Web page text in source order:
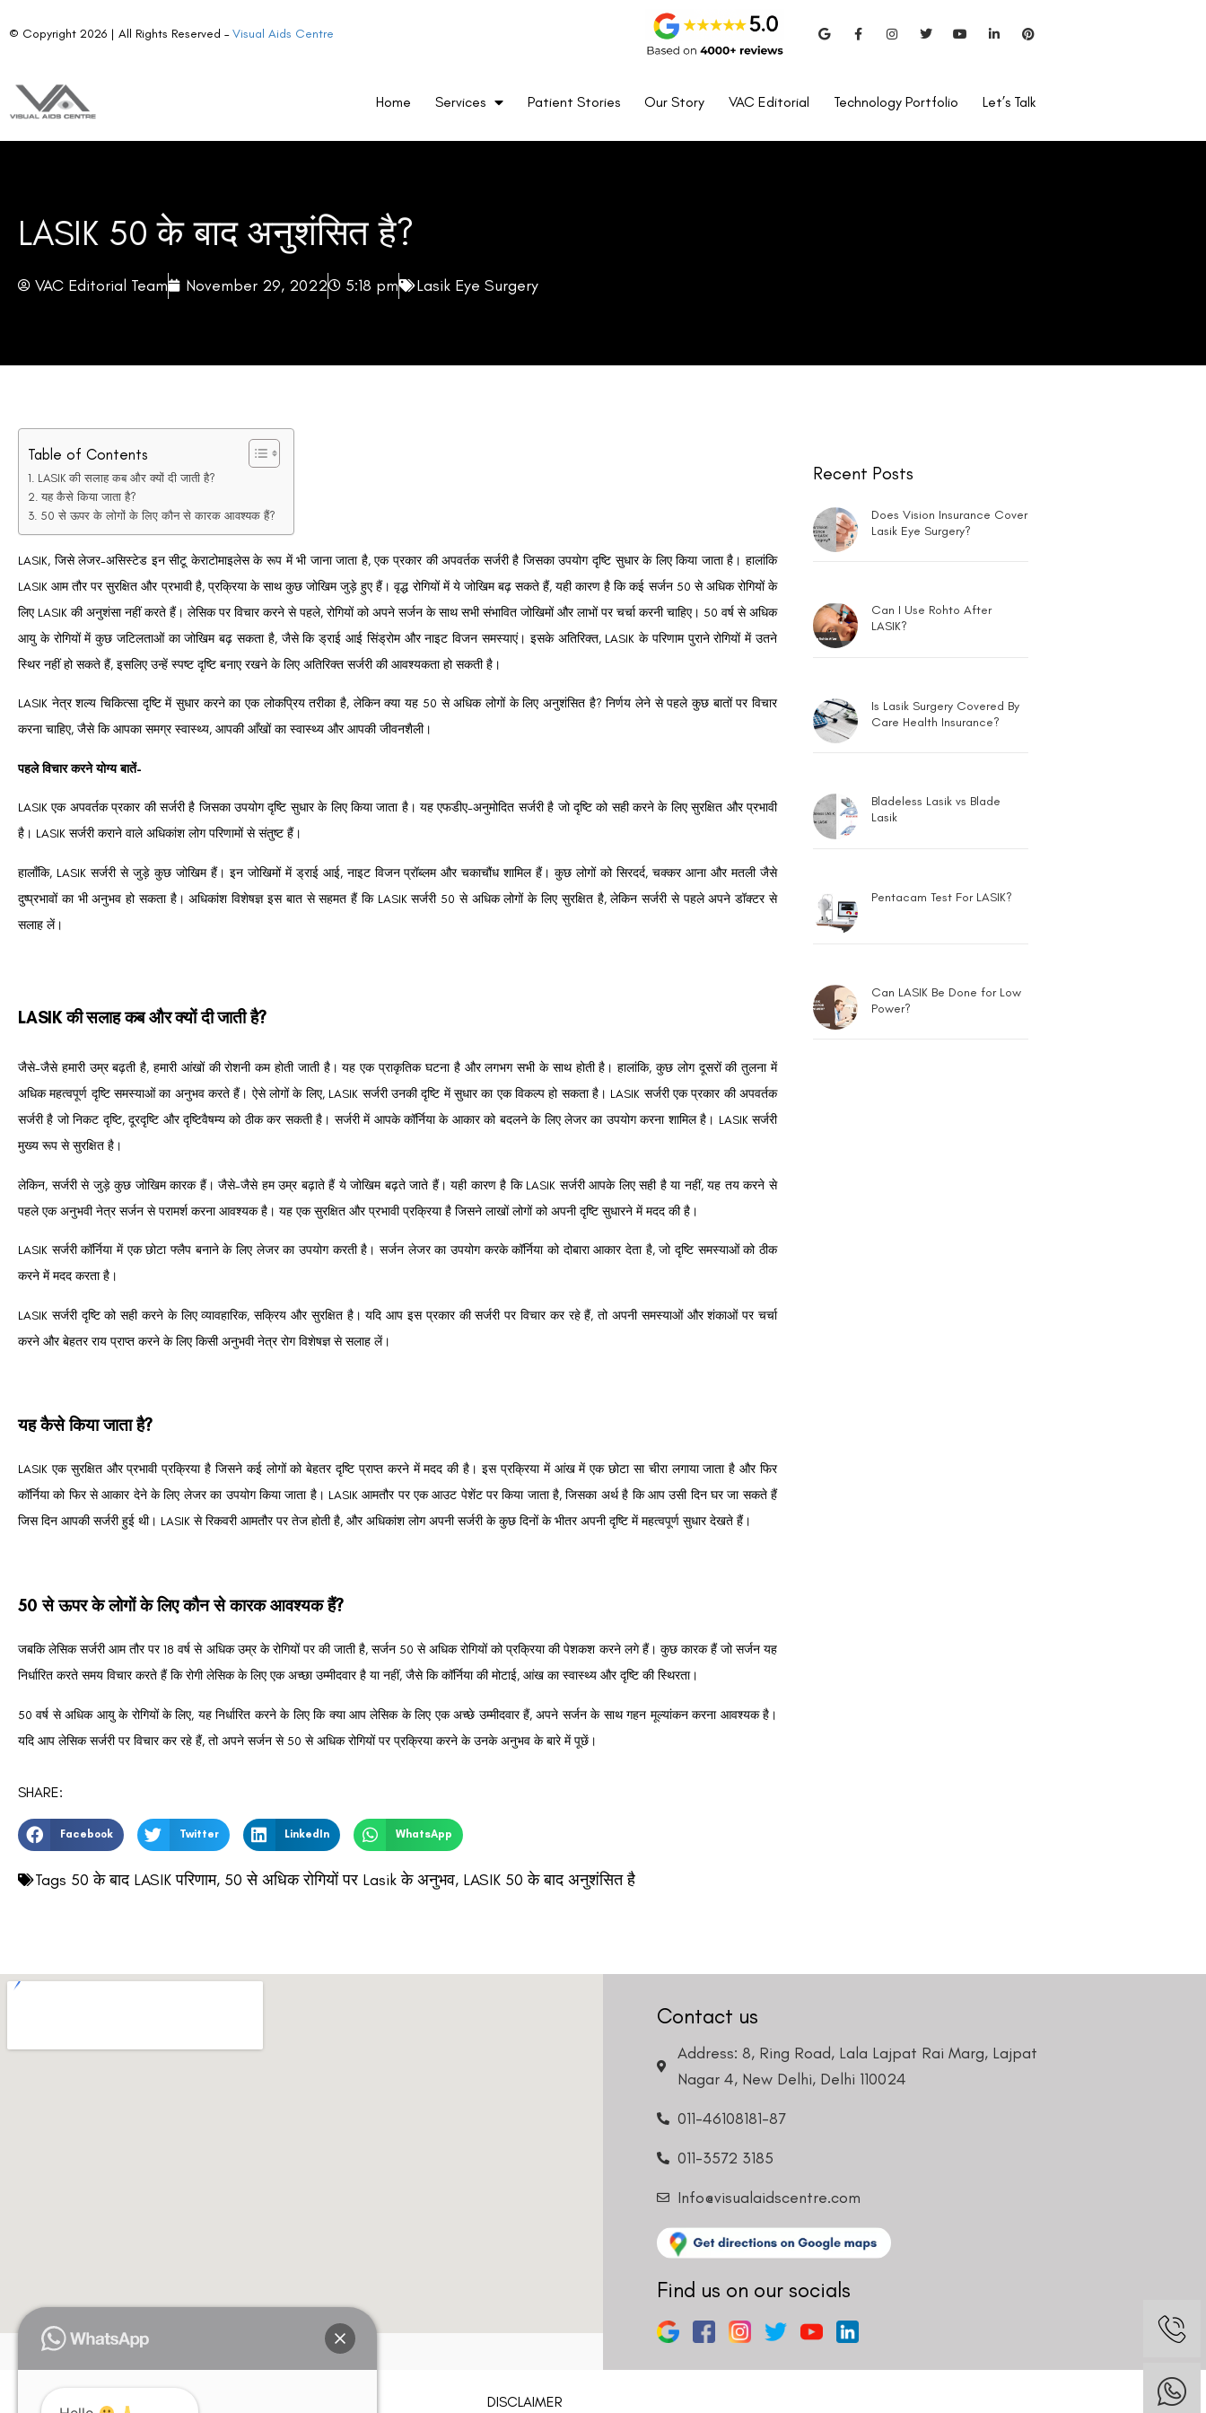
© Copyright 2026 | All Rights Reserved –Visual Aids Centre
Home Services Patient Stories Our Story VAC Editorial Technology Portfolio Let’s Talk
LASIK 50 के बाद अनुशंसित है?
VAC Editorial Team November 29, 2022 5:18 pm Lasik Eye Surgery
Table of Contents
LASIK की सलाह कब और क्यों दी जाती है?
यह कैसे किया जाता है?
50 से ऊपर के लोगों के लिए कौन से कारक आवश्यक हैं?
LASIK, जिसे लेजर-असिस्टेड इन सीटू केराटोमाइलेस के रूप में भी जाना जाता है, एक प्रकार की अपवर्तक सर्जरी है जिसका उपयोग दृष्टि सुधार के लिए किया जाता है। हालांकि
LASIK आम तौर पर सुरक्षित और प्रभावी है, प्रक्रिया के साथ कुछ जोखिम जुड़े हुए हैं। वृद्ध रोगियों में ये जोखिम बढ़ सकते हैं, यही कारण है कि कई सर्जन 50 से अधिक रोगियों के
लिए LASIK की अनुशंसा नहीं करते हैं। लेसिक पर विचार करने से पहले, रोगियों को अपने सर्जन के साथ सभी संभावित जोखिमों और लाभों पर चर्चा करनी चाहिए। 50 वर्ष से अधिक
आयु के रोगियों में कुछ जटिलताओं का जोखिम बढ़ सकता है, जैसे कि ड्राई आई सिंड्रोम और नाइट विजन समस्याएं। इसके अतिरिक्त, LASIK के परिणाम पुराने रोगियों में उतने
स्थिर नहीं हो सकते हैं, इसलिए उन्हें स्पष्ट दृष्टि बनाए रखने के लिए अतिरिक्त सर्जरी की आवश्यकता हो सकती है।
LASIK नेत्र शल्य चिकित्सा दृष्टि में सुधार करने का एक लोकप्रिय तरीका है, लेकिन क्या यह 50 से अधिक लोगों के लिए अनुशंसित है? निर्णय लेने से पहले कुछ बातों पर विचार
करना चाहिए, जैसे कि आपका समग्र स्वास्थ्य, आपकी आँखों का स्वास्थ्य और आपकी जीवनशैली।
पहले विचार करने योग्य बातें-
LASIK एक अपवर्तक प्रकार की सर्जरी है जिसका उपयोग दृष्टि सुधार के लिए किया जाता है। यह एफडीए-अनुमोदित सर्जरी है जो दृष्टि को सही करने के लिए सुरक्षित और प्रभावी
है। LASIK सर्जरी कराने वाले अधिकांश लोग परिणामों से संतुष्ट हैं।
हालाँकि, LASIK सर्जरी से जुड़े कुछ जोखिम हैं। इन जोखिमों में ड्राई आई, नाइट विजन प्रॉब्लम और चकाचौंध शामिल हैं। कुछ लोगों को सिरदर्द, चक्कर आना और मतली जैसे
दुष्प्रभावों का भी अनुभव हो सकता है। अधिकांश विशेषज्ञ इस बात से सहमत हैं कि LASIK सर्जरी 50 से अधिक लोगों के लिए सुरक्षित है, लेकिन सर्जरी से पहले अपने डॉक्टर से
सलाह लें।
LASIK की सलाह कब और क्यों दी जाती है?
जैसे-जैसे हमारी उम्र बढ़ती है, हमारी आंखों की रोशनी कम होती जाती है। यह एक प्राकृतिक घटना है और लगभग सभी के साथ होती है। हालांकि, कुछ लोग दूसरों की तुलना में
अधिक महत्वपूर्ण दृष्टि समस्याओं का अनुभव करते हैं। ऐसे लोगों के लिए, LASIK सर्जरी उनकी दृष्टि में सुधार का एक विकल्प हो सकता है। LASIK सर्जरी एक प्रकार की अपवर्तक
सर्जरी है जो निकट दृष्टि, दूरदृष्टि और दृष्टिवैषम्य को ठीक कर सकती है। सर्जरी में आपके कॉर्निया के आकार को बदलने के लिए लेजर का उपयोग करना शामिल है। LASIK सर्जरी
मुख्य रूप से सुरक्षित है।
लेकिन, सर्जरी से जुड़े कुछ जोखिम कारक हैं। जैसे-जैसे हम उम्र बढ़ाते हैं ये जोखिम बढ़ते जाते हैं। यही कारण है कि LASIK सर्जरी आपके लिए सही है या नहीं, यह तय करने से
पहले एक अनुभवी नेत्र सर्जन से परामर्श करना आवश्यक है। यह एक सुरक्षित और प्रभावी प्रक्रिया है जिसने लाखों लोगों को अपनी दृष्टि सुधारने में मदद की है।
LASIK सर्जरी कॉर्निया में एक छोटा फ्लैप बनाने के लिए लेजर का उपयोग करती है। सर्जन लेजर का उपयोग करके कॉर्निया को दोबारा आकार देता है, जो दृष्टि समस्याओं को ठीक
करने में मदद करता है।
LASIK सर्जरी दृष्टि को सही करने के लिए व्यावहारिक, सक्रिय और सुरक्षित है। यदि आप इस प्रकार की सर्जरी पर विचार कर रहे हैं, तो अपनी समस्याओं और शंकाओं पर चर्चा
करने और बेहतर राय प्राप्त करने के लिए किसी अनुभवी नेत्र रोग विशेषज्ञ से सलाह लें।
यह कैसे किया जाता है?
LASIK एक सुरक्षित और प्रभावी प्रक्रिया है जिसने कई लोगों को बेहतर दृष्टि प्राप्त करने में मदद की है। इस प्रक्रिया में आंख में एक छोटा सा चीरा लगाया जाता है और फिर
कॉर्निया को फिर से आकार देने के लिए लेजर का उपयोग किया जाता है। LASIK आमतौर पर एक आउट पेशेंट पर किया जाता है, जिसका अर्थ है कि आप उसी दिन घर जा सकते हैं
जिस दिन आपकी सर्जरी हुई थी। LASIK से रिकवरी आमतौर पर तेज होती है, और अधिकांश लोग अपनी सर्जरी के कुछ दिनों के भीतर अपनी दृष्टि में महत्वपूर्ण सुधार देखते हैं।
50 से ऊपर के लोगों के लिए कौन से कारक आवश्यक हैं?
जबकि लेसिक सर्जरी आम तौर पर 18 वर्ष से अधिक उम्र के रोगियों पर की जाती है, सर्जन 50 से अधिक रोगियों को प्रक्रिया की पेशकश करने लगे हैं। कुछ कारक हैं जो सर्जन यह
निर्धारित करते समय विचार करते हैं कि रोगी लेसिक के लिए एक अच्छा उम्मीदवार है या नहीं, जैसे कि कॉर्निया की मोटाई, आंख का स्वास्थ्य और दृष्टि की स्थिरता।
50 वर्ष से अधिक आयु के रोगियों के लिए, यह निर्धारित करने के लिए कि क्या आप लेसिक के लिए एक अच्छे उम्मीदवार हैं, अपने सर्जन के साथ गहन मूल्यांकन करना आवश्यक है।
यदि आप लेसिक सर्जरी पर विचार कर रहे हैं, तो अपने सर्जन से 50 से अधिक रोगियों पर प्रक्रिया करने के उनके अनुभव के बारे में पूछें।
SHARE:
Facebook Twitter LinkedIn WhatsApp
Tags 50 के बाद LASIK परिणाम, 50 से अधिक रोगियों पर Lasik के अनुभव, LASIK 50 के बाद अनुशंसित है
Recent Posts
Does Vision Insurance Cover
Lasik Eye Surgery?
Can I Use Rohto After
LASIK?
Is Lasik Surgery Covered By
Care Health Insurance?
Bladeless Lasik vs Blade
Lasik
Pentacam Test For LASIK?
Can LASIK Be Done for Low
Power?
Contact us
Address: 8, Ring Road, Lala Lajpat Rai Marg, Lajpat
Nagar 4, New Delhi, Delhi 110024
011-46108181-87
011-3572 3185
Info@visualaidscentre.com
Find us on our socials
DISCLAIMER